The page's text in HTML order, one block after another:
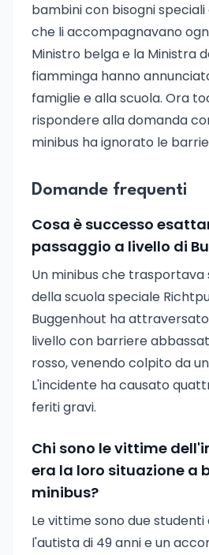
bambini con bisogni
che li accompagnavano
Ministro belga e la Ministra
fiamminga hanno
famiglie e alla scuola. Ora
rispondere alla domanda
minibus ha ignorato le
Domande frequenti
Cosa è successo
passaggio a livello di
Un minibus che
della scuola speciale
Buggenhout ha
livello con barriere
rosso, venendo colpito da
L'incidente ha causato
feriti gravi.
Chi sono le vittime
era la loro situazione a
minibus?
Le vittime sono due studenti
l'autista di 49 anni e un